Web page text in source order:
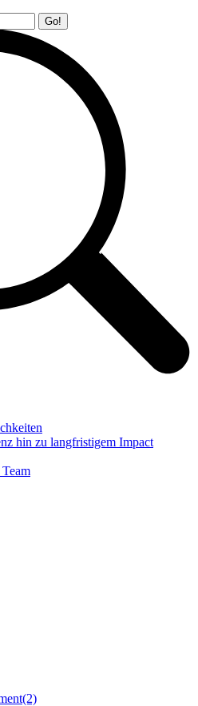
hin zu langfristigem Impact
(2)